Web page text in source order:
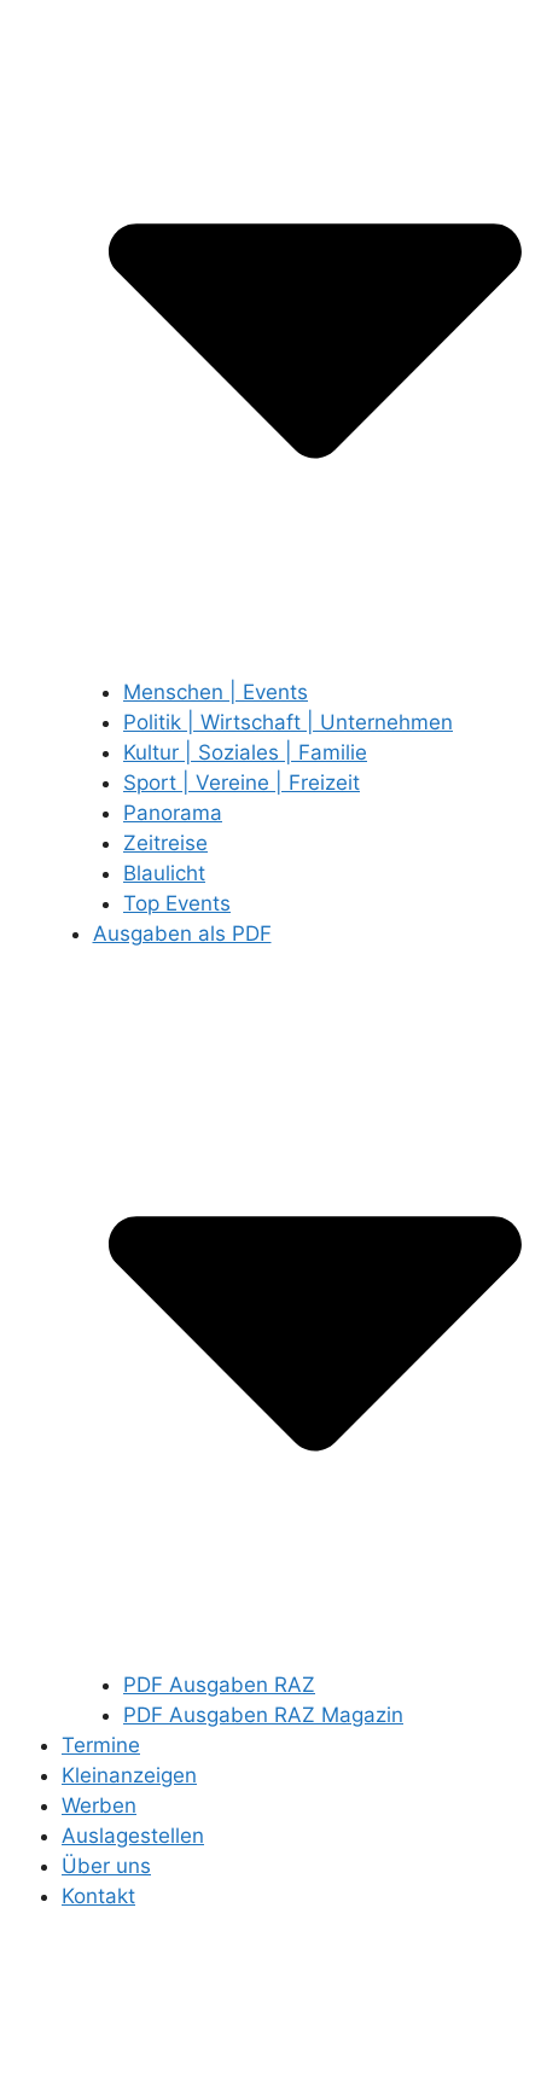
Menschen | Events
Politik | Wirtschaft | Unternehmen
Kultur | Soziales | Familie
Sport | Vereine | Freizeit
Panorama
Zeitreise
Blaulicht
Top Events
Ausgaben als PDF
PDF Ausgaben RAZ
PDF Ausgaben RAZ Magazin
Termine
Kleinanzeigen
Werben
Auslagestellen
Über uns
Kontakt